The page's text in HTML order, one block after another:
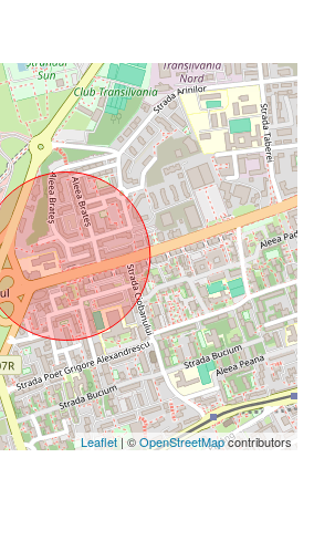
Leaflet| ©OpenStreetMapcontributors